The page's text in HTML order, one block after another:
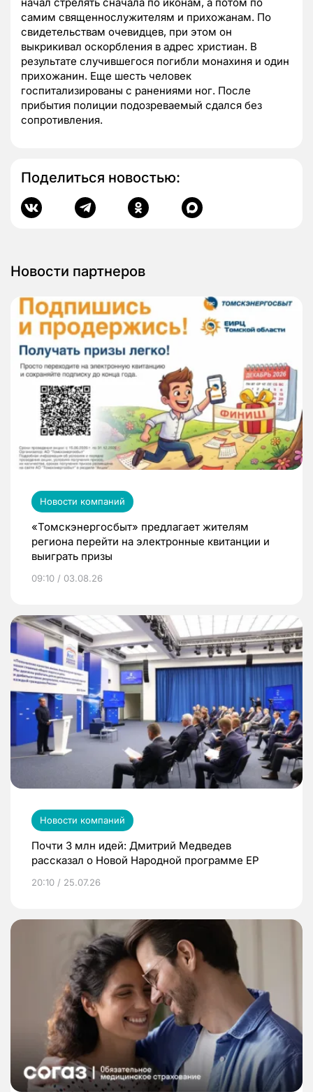
начал стрелять сначала по иконам, а потом по
самим священнослужителям и прихожанам. По
свидетельствам очевидцев, при этом он
выкрикивал оскорбления в адрес христиан. В
результате случившегося погибли монахиня и один
прихожанин. Еще шесть человек
госпитализированы с ранениями ног. После
прибытия полиции подозреваемый сдался без
сопротивления.
Поделиться новостью:
Новости партнеров
Новости компаний
«Томскэнергосбыт» предлагает жителям
региона перейти на электронные квитанции и
выиграть призы
09:10 / 03.08.26
Новости компаний
Почти 3 млн идей: Дмитрий Медведев
рассказал о Новой Народной программе ЕР
20:10 / 25.07.26